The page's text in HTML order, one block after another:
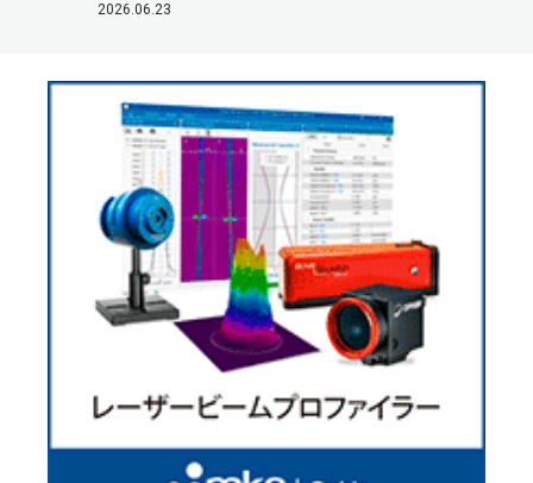
2026.06.23